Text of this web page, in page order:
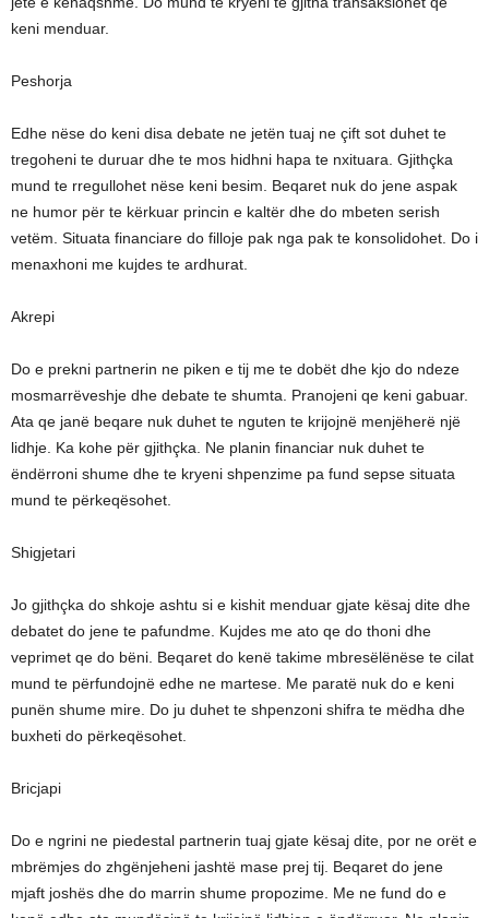
keni menduar.
Peshorja
Edhe nëse do keni disa debate ne jetën tuaj ne çift sot duhet te
tregoheni te duruar dhe te mos hidhni hapa te nxituara. Gjithçka
mund te rregullohet nëse keni besim. Beqaret nuk do jene aspak
ne humor për te kërkuar princin e kaltër dhe do mbeten serish
vetëm. Situata financiare do filloje pak nga pak te konsolidohet. Do i
menaxhoni me kujdes te ardhurat.
Akrepi
Do e prekni partnerin ne piken e tij me te dobët dhe kjo do ndeze
mosmarrëveshje dhe debate te shumta. Pranojeni qe keni gabuar.
Ata qe janë beqare nuk duhet te nguten te krijojnë menjëherë një
lidhje. Ka kohe për gjithçka. Ne planin financiar nuk duhet te
ëndërroni shume dhe te kryeni shpenzime pa fund sepse situata
mund te përkeqësohet.
Shigjetari
Jo gjithçka do shkoje ashtu si e kishit menduar gjate kësaj dite dhe
debatet do jene te pafundme. Kujdes me ato qe do thoni dhe
veprimet qe do bëni. Beqaret do kenë takime mbresëlënëse te cilat
mund te përfundojnë edhe ne martese. Me paratë nuk do e keni
punën shume mire. Do ju duhet te shpenzoni shifra te mëdha dhe
buxheti do përkeqësohet.
Bricjapi
Do e ngrini ne piedestal partnerin tuaj gjate kësaj dite, por ne orët e
mbrëmjes do zhgënjeheni jashtë mase prej tij. Beqaret do jene
mjaft joshës dhe do marrin shume propozime. Me ne fund do e